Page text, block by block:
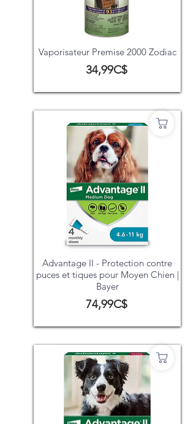
Vaporisateur Premise 2000 Zodiac
34,99C$
Advantage II - Protection contre
puces et tiques pour Moyen Chien |
Bayer
74,99C$